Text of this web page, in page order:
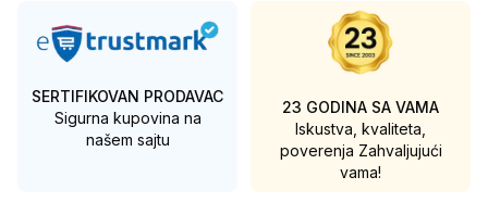
SERTIFIKOVAN PRODAVAC
Sigurna kupovina na
našem sajtu
23 GODINA SA VAMA
Iskustva, kvaliteta,
poverenja Zahvaljujući
vama!